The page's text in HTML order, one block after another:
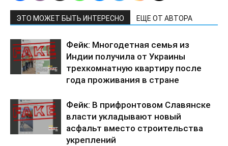
ЭТО МОЖЕТ БЫТЬ ИНТЕРЕСНО ЕЩЕ ОТ АВТОРА
Фейк: Многодетная семья из
Индии получила от Украины
трехкомнатную квартиру после
года проживания в стране
Фейк: В прифронтовом Славянске
власти укладывают новый
асфальт вместо строительства
укреплений